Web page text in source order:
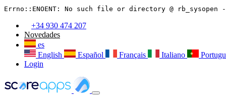
+34 930 474 207
Novedades
es
English
Español Français Italiano
Login